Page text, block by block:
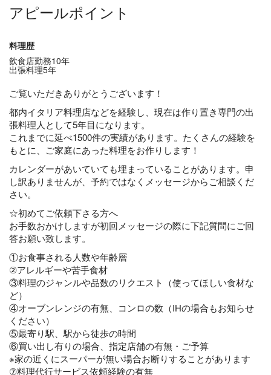
アピールポイント
料理歴
飲食店勤務10年
出張料理5年
ご覧いただきありがとうございます！
都内イタリア料理店などを経験し、現在は作り置き専門の出
張料理人として5年目になります。
これまでに延べ1500件の実績があります。たくさんの経験を
もとに、ご家庭にあった料理をお作りします！
カレンダーがあいていても埋まっていることがあります。申
し訳ありませんが、予約ではなくメッセージからご相談くだ
さい。
☆初めてご依頼下さる方へ
お手数おかけしますが初回メッセージの際に下記質問にご回
答お願い致します。
①お食事される人数や年齢層
②アレルギーや苦手食材
③料理のジャンルや品数のリクエスト（使ってほしい食材な
ど）
④オーブンレンジの有無、コンロの数（IHの場合もお知らせ
ください）
⑤最寄り駅、駅から徒歩の時間
⑥買い出し有りの場合、指定店舗の有無・ご予算
※家の近くにスーパーが無い場合お断りすることがあります
⑦料理代行サービス依頼経験の有無